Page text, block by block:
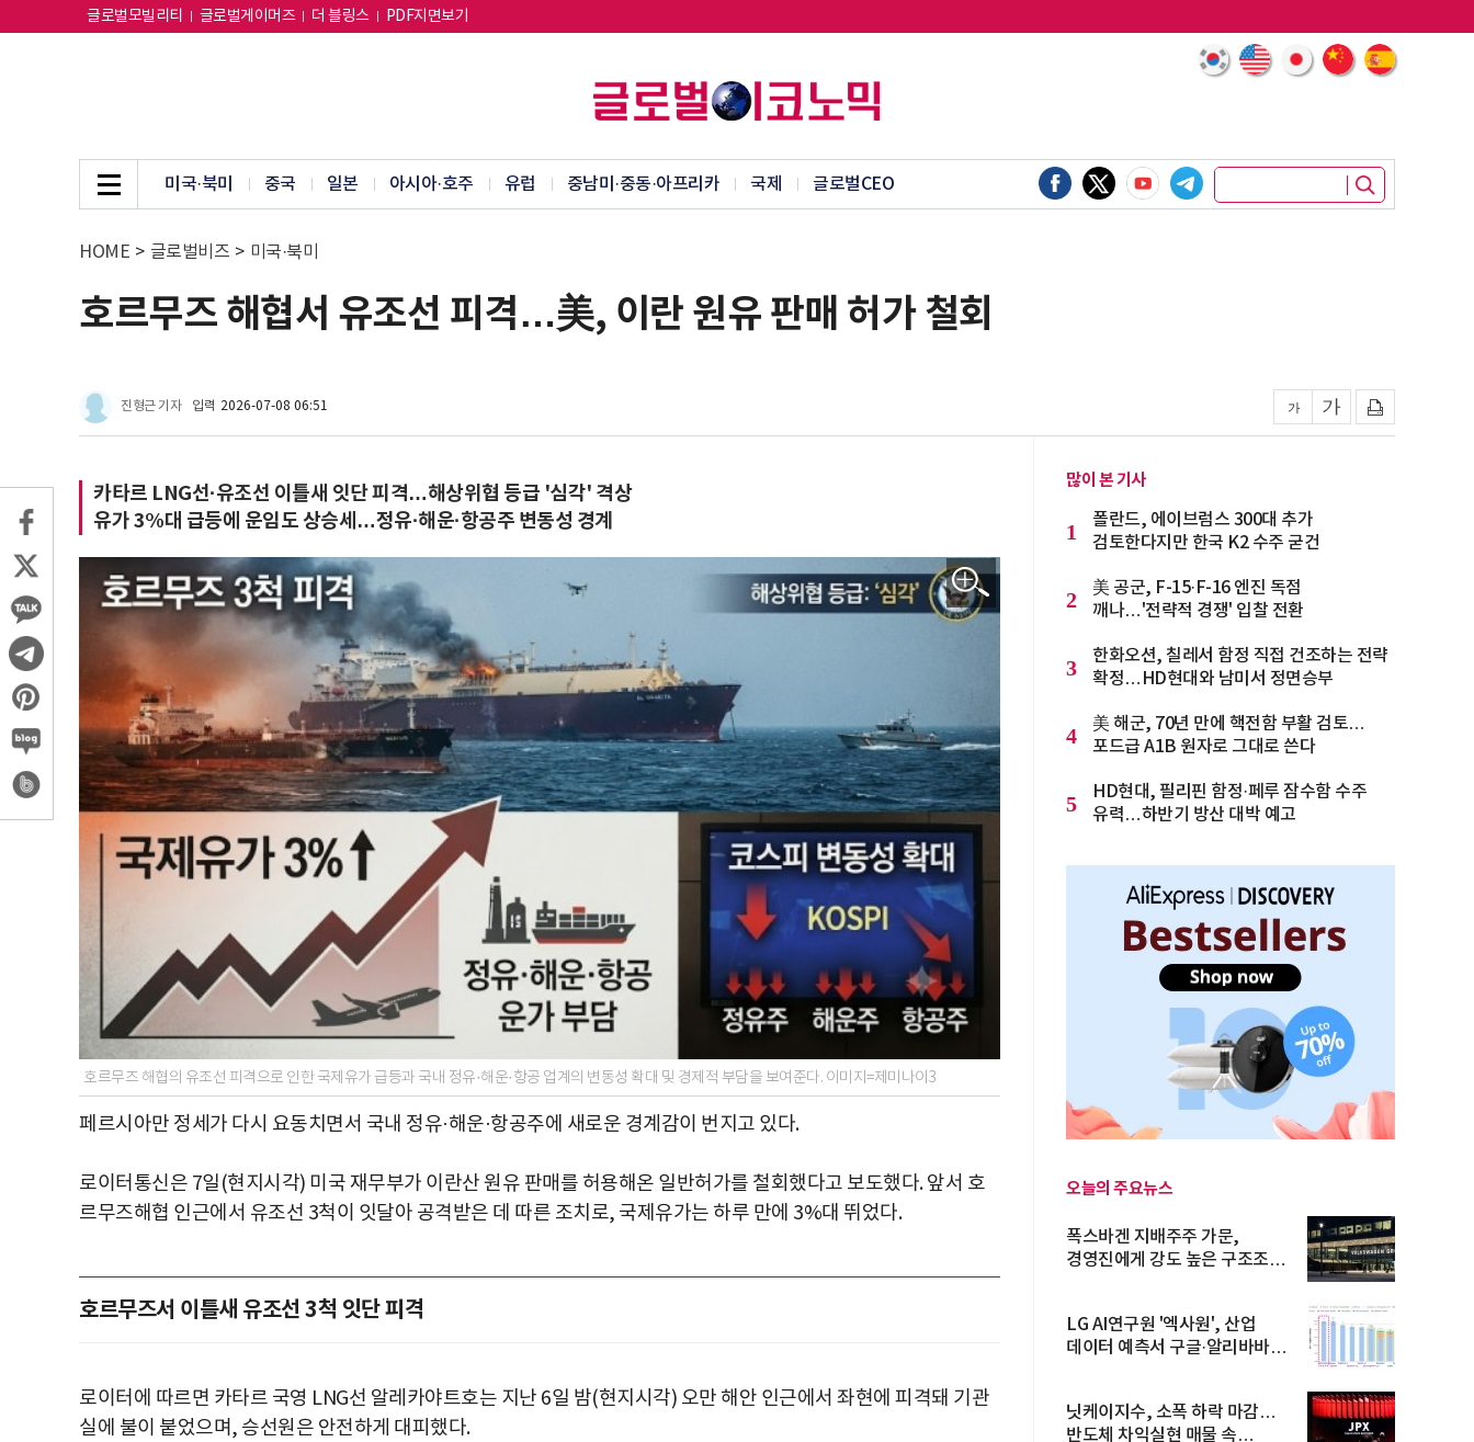
글로벌모빌리티 글로벌게이머즈 더 블링스 PDF지면보기
미국·북미 중국 일본 아시아·호주 유럽 중남미·중동·아프리카 국제 글로벌CEO
HOME > 글로벌비즈 > 미국·북미
호르무즈 해협서 유조선 피격…美, 이란 원유 판매 허가 철회
진형근 기자 입력 2026-07-08 06:51
카타르 LNG선·유조선 이틀새 잇단 피격…해상위협 등급 '심각' 격상
유가 3%대 급등에 운임도 상승세…정유·해운·항공주 변동성 경계
호르무즈 해협의 유조선 피격으로 인한 국제유가 급등과 국내 정유·해운·항공 업계의 변동성 확대 및 경제적 부담을 보여준다. 이미지=제미나이3
페르시아만 정세가 다시 요동치면서 국내 정유·해운·항공주에 새로운 경계감이 번지고 있다.
로이터통신은 7일(현지시각) 미국 재무부가 이란산 원유 판매를 허용해온 일반허가를 철회했다고 보도했다. 앞서 호
르무즈해협 인근에서 유조선 3척이 잇달아 공격받은 데 따른 조치로, 국제유가는 하루 만에 3%대 뛰었다.
호르무즈서 이틀새 유조선 3척 잇단 피격
로이터에 따르면 카타르 국영 LNG선 알레카야트호는 지난 6일 밤(현지시각) 오만 해안 인근에서 좌현에 피격돼 기관
실에 불이 붙었으며, 승선원은 안전하게 대피했다.
많이 본 기사
1
폴란드, 에이브럼스 300대 추가
검토한다지만 한국 K2 수주 굳건
2
美 공군, F-15·F-16 엔진 독점
깨나…'전략적 경쟁' 입찰 전환
3
한화오션, 칠레서 함정 직접 건조하는 전략
확정…HD현대와 남미서 정면승부
4
美 해군, 70년 만에 핵전함 부활 검토…
포드급 A1B 원자로 그대로 쓴다
5
HD현대, 필리핀 함정·페루 잠수함 수주
유력…하반기 방산 대박 예고
오늘의 주요뉴스
폭스바겐 지배주주 가문,
경영진에게 강도 높은 구조조정
LG AI연구원 '엑사원', 산업
데이터 예측서 구글·알리바바
닛케이지수, 소폭 하락 마감…
반도체 차익실현 매물 속